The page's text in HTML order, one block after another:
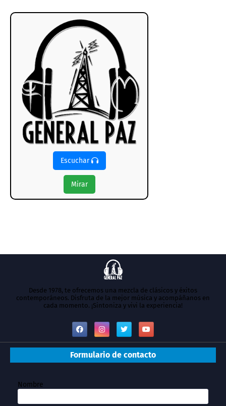
Escuchar
Mirar
Desde 1978, te ofrecemos una mezcla de clásicos y éxitos
contemporáneos. Disfruta de la mejor música y acompáñanos en
cada momento. ¡Sintoniza y vivi la experiencia!
Formulario de contacto
Nombre